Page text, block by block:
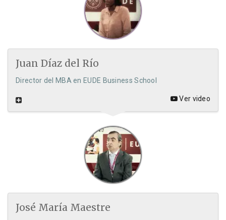
Juan Díaz del Río
Director del MBA en EUDE Business School
Ver video
José María Maestre